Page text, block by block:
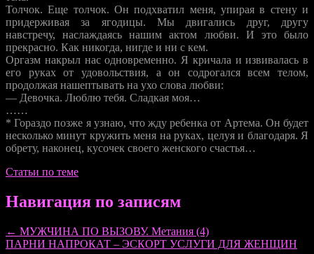
Толчок. Еще толчок. Он подхватил меня, упирая в стену и
придерживая за ягодицы. Мы двигались друг, другу
навстречу, наслаждаясь нашим актом любви. И это было
прекрасно. Как никогда, нигде и ни с кем.
Оргазм накрыл нас одновременно. Я кричала и извивалась в
его руках от удовольствия, а он содрогался всем телом,
продолжая нашептывать на ухо слова любви:
— Девочка. Люблю тебя. Сладкая моя…
……
* Гораздо позже я узнаю, что жду ребенка от Артема. Он будет
несколько минут кружить меня на руках, целуя и благодаря. Я
обрету, наконец, кусочек своего женского счастья…
Статьи по теме
Навигация по записям
← МУЖЧИНА ПО ВЫЗОВУ. Метания (4)
ПАРНИ НАПРОКАТ – ЭСКОРТ УСЛУГИ ДЛЯ ЖЕНЩИН